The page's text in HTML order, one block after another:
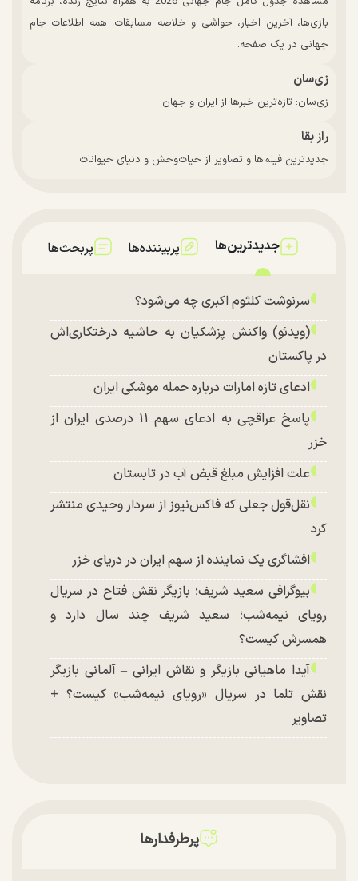
بازی‌ها، آخرین اخبار، حواشی و خلاصه مسابقات. همه اطلاعات جام
جهانی در یک صفحه.
زی‌سان
زی‌سان: تازه‌ترین خبرها از ایران و جهان
راز بقا
جدیدترین فیلم‌ها و تصاویر از حیات‌وحش و دنیای حیوانات
جدیدترین‌ها پربیننده‌ها پربحث‌ها
سرنوشت کلثوم اکبری چه می‌شود؟
(ویدئو) واکنش پزشکیان به حاشیه درختکاری‌اش
در پاکستان
ادعای تازه امارات درباره حمله موشکی ایران
پاسخ عراقچی به ادعای سهم ۱۱ درصدی ایران از
خزر
علت افزایش مبلغ قبض آب در تابستان
نقل‌قول جعلی که فاکس‌نیوز از سردار وحیدی منتشر
کرد
افشاگری یک نماینده از سهم ایران در دریای خزر
بیوگرافی سعید شریف؛ بازیگر نقش فتاح در سریال
رویای نیمه‌شب؛ سعید شریف چند سال دارد و
همسرش کیست؟
آیدا ماهیانی بازیگر و نقاش ایرانی – آلمانی بازیگر
نقش تلما در سریال «رویای نیمه‌شب» کیست؟ +
تصاویر
پرطرفدارها